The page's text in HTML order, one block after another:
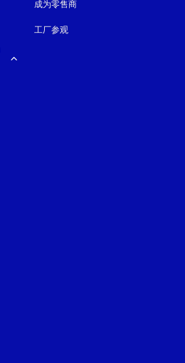
成为零售商
工厂参观